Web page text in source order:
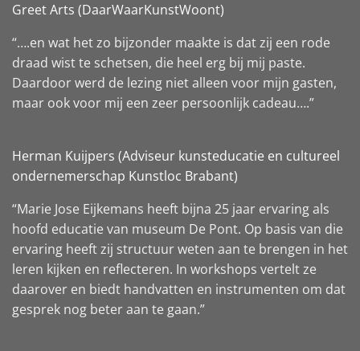
Greet Arts (DaarWaarKunstWoont)
“….en wat het zo bijzonder maakte is dat zij een rode
draad wist te schetsen, die heel erg bij mij paste.
Daardoor werd de lezing niet alleen voor mijn gasten,
maar ook voor mij een zeer persoonlijk cadeau….”
Herman Kuijpers (Adviseur kunsteducatie en cultureel
ondernemerschap Kunstloc Brabant)
“Marie Jose Eijkemans heeft bijna 25 jaar ervaring als
hoofd educatie van museum De Pont. Op basis van die
ervaring heeft zij structuur weten aan te brengen in het
leren kijken en reflecteren. In workshops vertelt ze
daarover en biedt handvatten en instrumenten om dat
gesprek nog beter aan te gaan.”